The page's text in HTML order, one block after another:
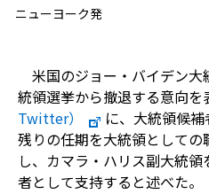
ニューヨーク発
米国のジョー・バイデン
統領選挙から撤退する意向を
Twitter）
に、大統領候補
残りの任期を大統領として
し、カマラ・ハリス副大統
者として支持すると述べた。